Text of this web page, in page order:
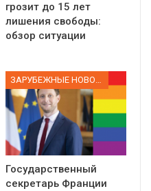
грозит до 15 лет
лишения свободы:
обзор ситуации
ЗАРУБЕЖНЫЕ НОВОСТИ
Государственный
секретарь Франции